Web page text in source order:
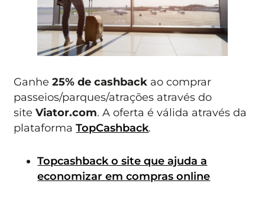
Ganhe25% de cashback ao comprar
passeios/parques/atrações através do
siteViator.com. A oferta é válida através da
plataformaTopCashback.
Topcashback o site que ajuda a
economizar em compras online